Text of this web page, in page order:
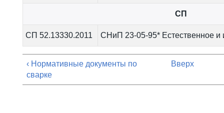
СП
СП 52.13330.2011 СНиП 23-05-95* Естественное и
‹ Нормативные документы по
сварке
Вверх